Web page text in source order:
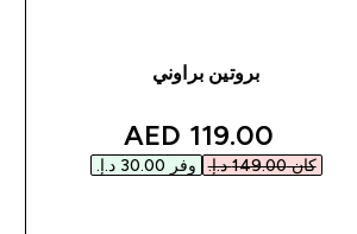
بروتين براوني
discounted price
119.00 AED‎
كان ‏149.00 د.إ.‏‎ وفر ‏30.00 د.إ.‏‎